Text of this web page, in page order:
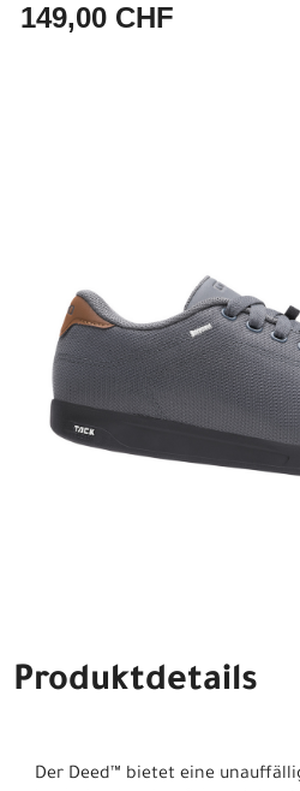
149,00 CHF
Produktdetails
Der Deed™ bietet eine